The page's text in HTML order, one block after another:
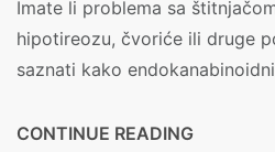
Imate li problema sa
hipotireozu, čvoriće ili druge
saznati kako
CONTINUE READING